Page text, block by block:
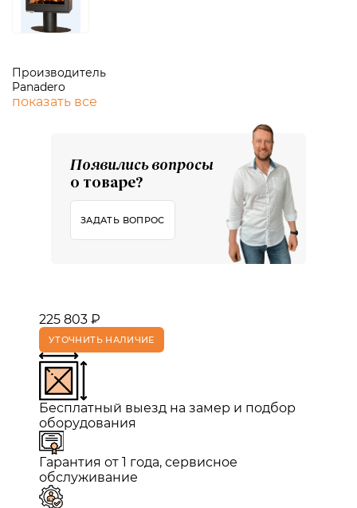
Производитель
Panadero
показать все
Появились вопросы
о товаре?
ЗАДАТЬ ВОПРОС
225 803 ₽
УТОЧНИТЬ НАЛИЧИЕ
Бесплатный выезд на замер и подбор
оборудования
Гарантия от 1 года, сервисное
обслуживание